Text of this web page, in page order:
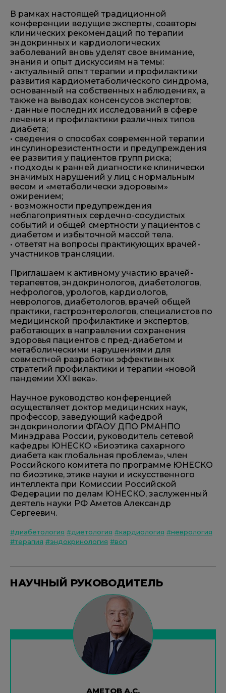
В рамках настоящей традиционной
конференции ведущие эксперты, соавторы
клинических рекомендаций по терапии
эндокринных и кардиологических
заболеваний вновь уделят свое внимание,
знания и опыт дискуссиям на темы:
• актуальный опыт терапии и профилактики
развития кардиометаболического синдрома,
основанный на собственных наблюдениях, а
также на выводах консенсусов экспертов;
• данные последних исследований в сфере
лечения и профилактики различных типов
диабета;
• сведения о способах современной терапии
инсулинорезистентности и предупреждения
ее развития у пациентов групп риска;
• подходы к ранней диагностике клинически
значимых нарушений у лиц с нормальным
весом и «метаболически здоровым»
ожирением;
• возможности предупреждения
неблагоприятных сердечно-сосудистых
событий и общей смертности у пациентов с
диабетом и избыточной массой тела.
• ответят на вопросы практикующих врачей-
участников трансляции.
Приглашаем к активному участию врачей-
терапевтов, эндокринологов, диабетологов,
нефрологов, урологов, кардиологов,
неврологов, диабетологов, врачей общей
практики, гастроэнтерологов, специалистов по
медицинской профилактике и экспертов,
работающих в направлении сохранения
здоровья пациентов с пред-диабетом и
метаболическими нарушениями для
совместной разработки эффективных
стратегий профилактики и терапии «новой
пандемии XXI века».
Научное руководство конференцией
осуществляет доктор медицинских наук,
профессор, заведующий кафедрой
эндокринологии ФГАОУ ДПО РМАНПО
Минздрава России, руководитель сетевой
кафедры ЮНЕСКО «Биоэтика сахарного
диабета как глобальная проблема», член
Российского комитета по программе ЮНЕСКО
по биоэтике, этике науки и искусственного
интеллекта при Комиссии Российской
Федерации по делам ЮНЕСКО, заслуженный
деятель науки РФ Аметов Александр
Сергеевич.
#диабетология #диетология #кардиология #неврология
#терапия #эндокринология #воп
НАУЧНЫЙ РУКОВОДИТЕЛЬ
АМЕТОВ А.С.